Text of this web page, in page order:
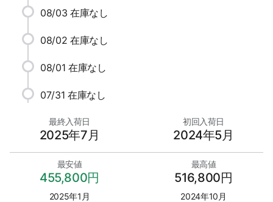
08/03 在庫なし
08/02 在庫なし
08/01 在庫なし
07/31 在庫なし
最終入荷日
2025年7月
初回入荷日
2024年5月
最安値
455,800円
2025年1月
最高値
516,800円
2024年10月